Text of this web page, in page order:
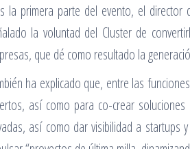
la primera parte del evento, el director
la voluntad del Cluster de
que dé como resultado la
ha explicado que, entre las
así como para co-crear
así como dar visibilidad a startups